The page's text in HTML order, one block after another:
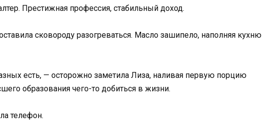
Престижная профессия, стабильный доход.
сковороду разогреваться. Масло зашипело, наполняя кухню
есть, — осторожно заметила Лиза, наливая первую порцию
образования чего-то добиться в жизни.
телефон.